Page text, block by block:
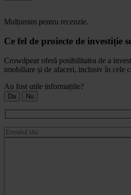
Mulțumim pentru recenzie.
Ce fel de proiecte de investiție
Crowdpear oferă posibilitatea de a
imobiliare și de afaceri, inclusiv în cele
Au fost utile informațiile?
Da Nu